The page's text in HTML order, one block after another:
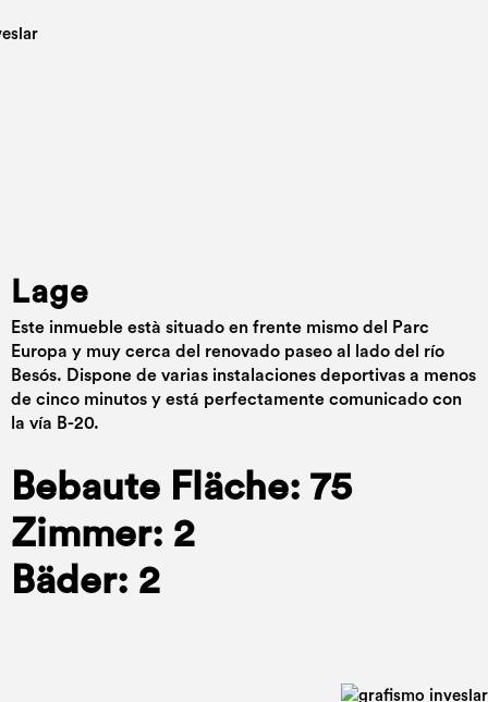
Lage
Este inmueble està situado en frente mismo del Parc
Europa y muy cerca del renovado paseo al lado del río
Besós. Dispone de varias instalaciones deportivas a menos
de cinco minutos y está perfectamente comunicado con
la vía B-20.
Bebaute Fläche: 75
Zimmer: 2
Bäder: 2